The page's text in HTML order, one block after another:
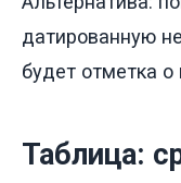
датированную
будет отметка
Таблица: